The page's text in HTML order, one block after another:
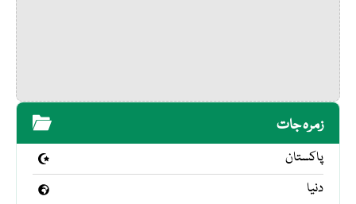
زمرہ جات
پاکستان
دنیا